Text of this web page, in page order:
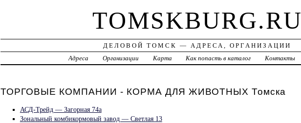
TOMSKBURG.RU
ДЕЛОВОЙ ТОМСК — АДРЕСА, ОРГАНИЗАЦИИ
Адреса
Организации Карта Как попасть в каталог Контакты
ТОРГОВЫЕ КОМПАНИИ - КОРМА ДЛЯ ЖИВОТНЫХ Томска
АСД-Трейд — Загорная 74а
Зональный комбикормовый завод — Светлая 13